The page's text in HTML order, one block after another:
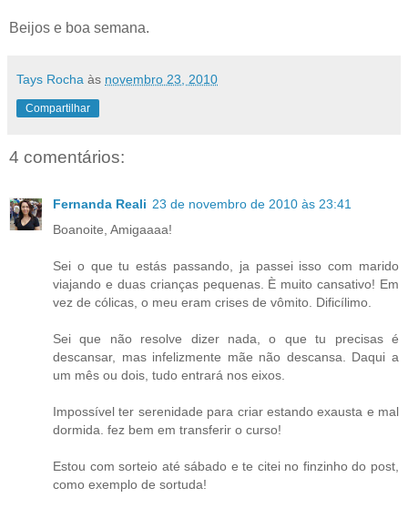
Beijos e boa semana.
Tays Rocha às novembro 23, 2010
Compartilhar
4 comentários:
Fernanda Reali 23 de novembro de 2010 às 23:41
Boanoite, Amigaaaa!
Sei o que tu estás passando, ja passei isso com marido
viajando e duas crianças pequenas. È muito cansativo! Em
vez de cólicas, o meu eram crises de vômito. Dificílimo.
Sei que não resolve dizer nada, o que tu precisas é
descansar, mas infelizmente mãe não descansa. Daqui a
um mês ou dois, tudo entrará nos eixos.
Impossível ter serenidade para criar estando exausta e mal
dormida. fez bem em transferir o curso!
Estou com sorteio até sábado e te citei no finzinho do post,
como exemplo de sortuda!